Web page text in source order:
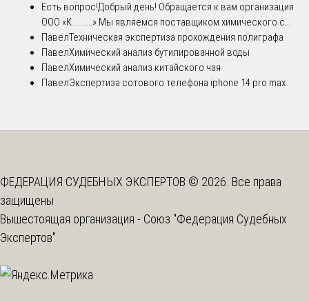
Есть вопрос!Добрый день! Обращается к вам организация
ООО «К..........».Мы являемся поставщиком химического с...
ПавелТехническая экспертиза прохождения полиграфа
ПавелХимический анализ бутилированной воды
ПавелХимический анализ китайского чая
ПавелЭкспертиза сотового телефона iphone 14 pro max
ФЕДЕРАЦИЯ СУДЕБНЫХ ЭКСПЕРТОВ © 2026. Все права
защищены
Вышестоящая организация - Союз "Федерация Судебных
Экспертов"